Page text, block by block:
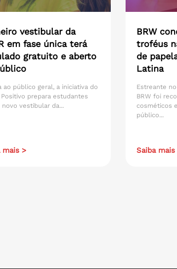
vestibular da
em fase única terá
gratuito e aberto
ao público geral, a iniciativa do
Positivo prepara estudantes
novo vestibular da...
mais >
BRW
troféus
de
Latina
Estreante
BRW foi
cosméticos
público...
Saiba mais